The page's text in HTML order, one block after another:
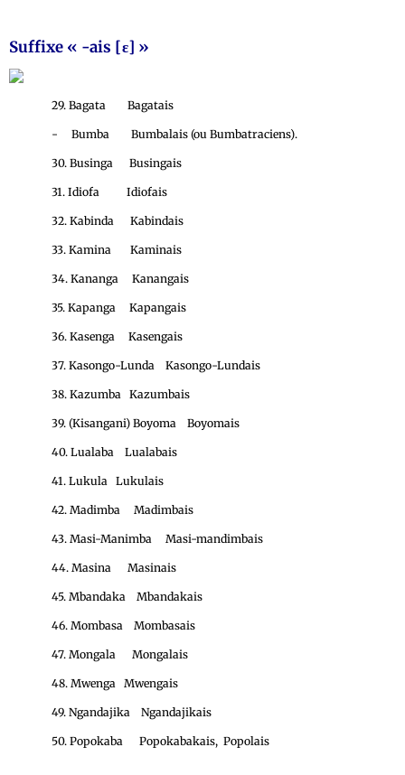
Suffixe « -ais [ε] »
29. Bagata Bagatais
- Bumba Bumbalais (ou Bumbatraciens).
30. Businga Busingais
31. Idiofa Idiofais
32. Kabinda Kabindais
33. Kamina Kaminais
34. Kananga Kanangais
35. Kapanga Kapangais
36. Kasenga Kasengais
37. Kasongo-Lunda Kasongo-Lundais
38. Kazumba Kazumbais
39. (Kisangani) Boyoma Boyomais
40. Lualaba Lualabais
41. Lukula Lukulais
42. Madimba Madimbais
43. Masi-Manimba Masi-mandimbais
44. Masina Masinais
45. Mbandaka Mbandakais
46. Mombasa Mombasais
47. Mongala Mongalais
48. Mwenga Mwengais
49. Ngandajika Ngandajikais
50. Popokaba Popokabakais, Popolais